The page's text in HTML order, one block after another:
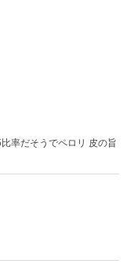
率だそうでペロリ 皮の旨